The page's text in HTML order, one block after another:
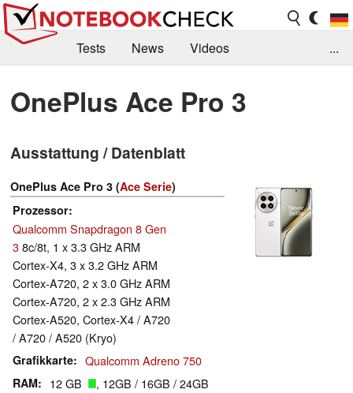
Tests News
Videos
Kaufberatung
Deals Suche
Jobs
Forum
...
OnePlus Ace Pro 3
Ausstattung / Datenblatt
OnePlus Ace Pro 3 (Ace Serie)
Prozessor
Qualcomm Snapdragon 8 Gen
38c/8t, 1 x 3.3 GHz ARM
Cortex-X4, 3 x 3.2 GHz ARM
Cortex-A720, 2 x 3.0 GHz ARM
Cortex-A720, 2 x 2.3 GHz ARM
Cortex-A520, Cortex-X4 / A720
/ A720 / A520 (Kryo)
Grafikkarte Qualcomm Adreno 750
RAM 12 GB , 12GB / 16GB / 24GB